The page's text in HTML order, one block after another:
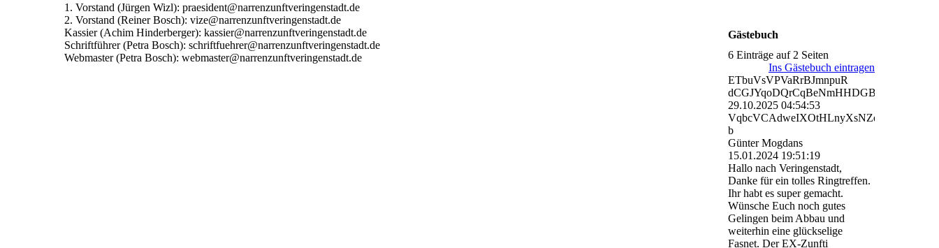
1. Vorstand (Jürgen Wizl): praesident@narrenzunftveringenstadt.de
2. Vorstand (Reiner Bosch): vize@narrenzunftveringenstadt.de
Kassier (Achim Hinderberger): kassier@narrenzunftveringenstadt.de
Schriftführer (Petra Bosch): schriftfuehrer@narrenzunftveringenstadt.de
Webmaster (Petra Bosch): webmaster@narrenzunftveringenstadt.de
Gästebuch
6 Einträge auf 2 Seiten
Ins Gästebuch eintragen
ETbuVsVPVaRrBJmnpuR
dCGJYqoDQrCqBeNmHHDGBbW
29.10.2025 04:54:53
VqbcVCAdweIXOtHLnyXsNZq­
b
Günter Mogdans
15.01.2024 19:51:19
Hallo nach Veringenstadt,
Danke für ein tolles Ringtreffen.
Ihr habt es super gemacht.
Wünsche Euch noch gutes
Gelingen beim Abbau und
weiterhin eine glückselige
Fasnet. Der EX-Zunfti